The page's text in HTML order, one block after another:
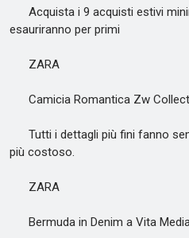
Acquista i 9 acquisti estivi
esauriranno per primi
ZARA
Camicia Romantica Zw
Tutti i dettagli più fini fanno
più costoso.
ZARA
Bermuda in Denim a Vita